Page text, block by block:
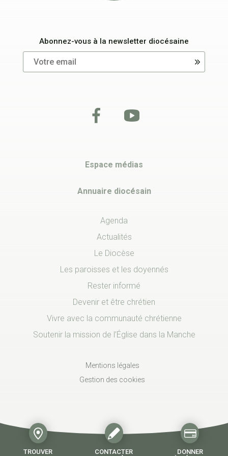
TROUVER
CONTACTER
DONNER
Abonnez-vous à la newsletter diocésaine
Espace médias
Annuaire diocésain
Agenda
Actualités
Le Diocèse
Les paroisses et les doyennés
Rester informé
Devenir et être chrétien
Vivre avec la communauté chrétienne
Soutenir la mission de l’Église dans la Manche
Mentions légales
Gestion des cookies